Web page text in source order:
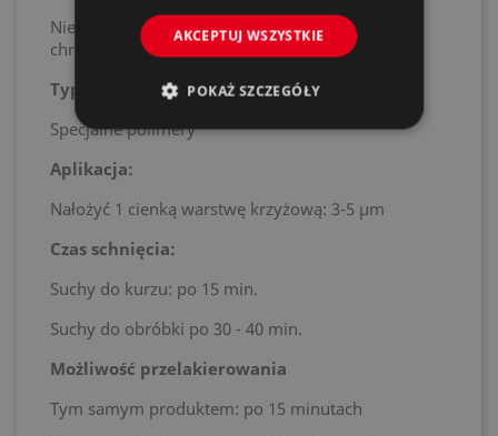
Nie zawiera metali ciężkich: ołowiu, kadmu,
chromu.
Typ żywic:
Specjalne polimery
Aplikacja:
Nałożyć 1 cienką warstwę krzyżową: 3-5 μm
Czas schnięcia:
Suchy do kurzu: po 15 min.
Suchy do obróbki po 30 - 40 min.
Możliwość przelakierowania
Tym samym produktem: po 15 minutach
AKCEPTUJ WSZYSTKIE
POKAŻ SZCZEGÓŁY